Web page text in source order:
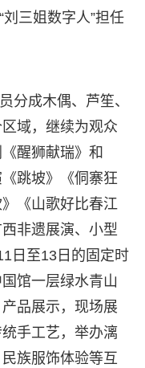
三姐数字人”担任
分成木偶、芦笙、
域，继续为观众
醒狮献瑞》和
跳坡》《侗寨狂
《山歌好比春江
非遗展演、小型
日至13日的固定时
馆一层绿水青山
品展示，现场展
手工艺，举办漓
族服饰体验等互